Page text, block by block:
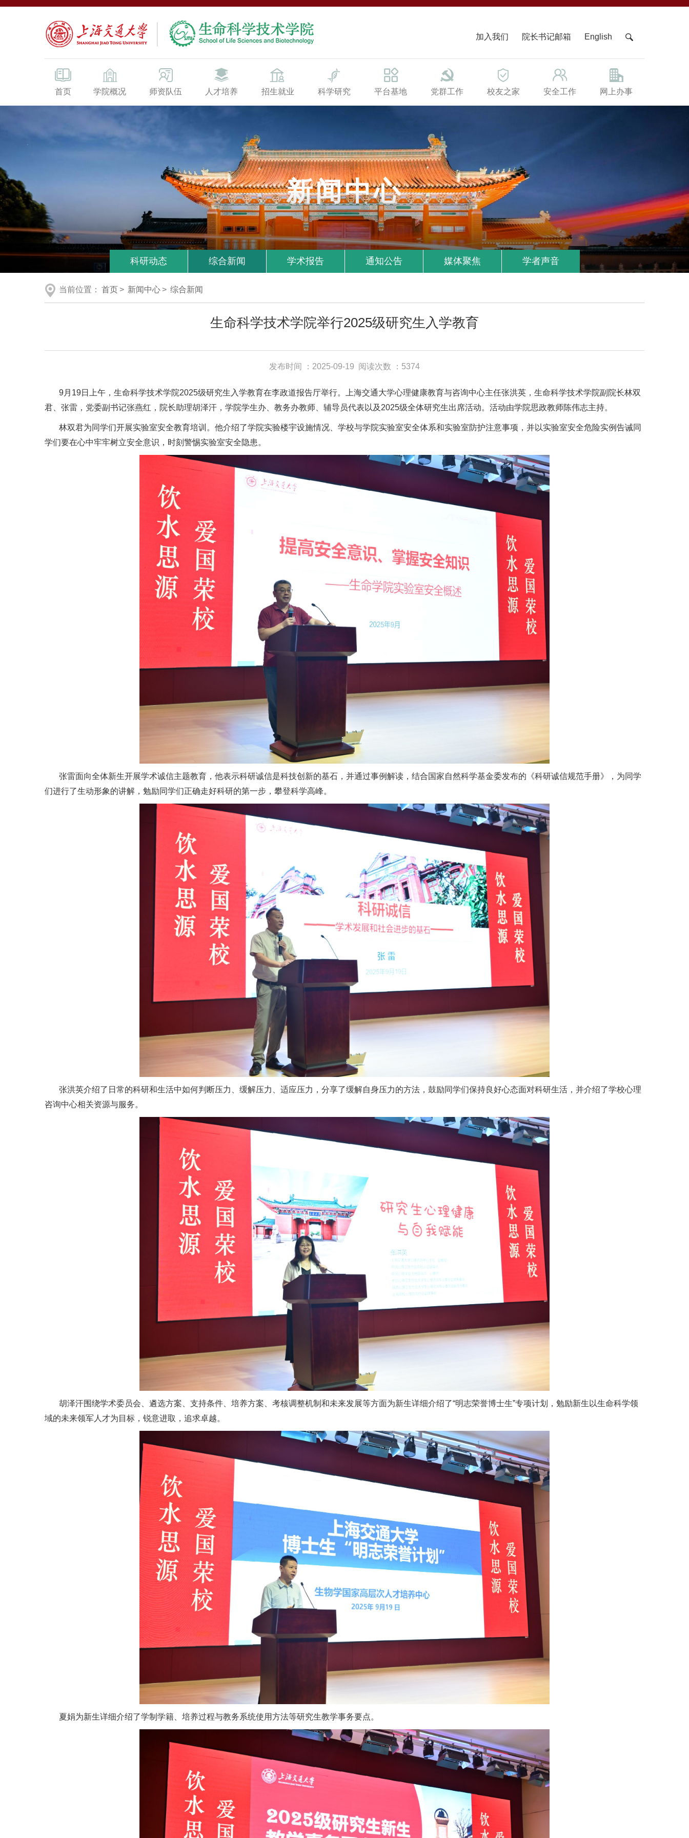
加入我们 院长书记邮箱 English
首页 学院概况 师资队伍 人才培养 招生就业 科学研究 平台基地 党群工作 校友之家 安全工作 网上办事
新闻中心
科研动态 综合新闻 学术报告 通知公告 媒体聚焦 学者声音
当前位置： 首页> 新闻中心> 综合新闻
生命科学技术学院举行2025级研究生入学教育
发布时间 ：2025-09-19 阅读次数 ：5374
9月19日上午，生命科学技术学院2025级研究生入学教育在李政道报告厅举行。上海交通大学心理健康教育与咨询中心主任张洪英，生命科学技术学院副院长林双
君、张雷，党委副书记张燕红，院长助理胡泽汗，学院学生办、教务办教师、辅导员代表以及2025级全体研究生出席活动。活动由学院思政教师陈伟志主持。
林双君为同学们开展实验室安全教育培训。他介绍了学院实验楼宇设施情况、学校与学院实验室安全体系和实验室防护注意事项，并以实验室安全危险实例告诫同
学们要在心中牢牢树立安全意识，时刻警惕实验室安全隐患。
张雷面向全体新生开展学术诚信主题教育，他表示科研诚信是科技创新的基石，并通过事例解读，结合国家自然科学基金委发布的《科研诚信规范手册》，为同学
们进行了生动形象的讲解，勉励同学们正确走好科研的第一步，攀登科学高峰。
张洪英介绍了日常的科研和生活中如何判断压力、缓解压力、适应压力，分享了缓解自身压力的方法，鼓励同学们保持良好心态面对科研生活，并介绍了学校心理
咨询中心相关资源与服务。
胡泽汗围绕学术委员会、遴选方案、支持条件、培养方案、考核调整机制和未来发展等方面为新生详细介绍了“明志荣誉博士生”专项计划，勉励新生以生命科学领
域的未来领军人才为目标，锐意进取，追求卓越。
夏娟为新生详细介绍了学制学籍、培养过程与教务系统使用方法等研究生教学事务要点。